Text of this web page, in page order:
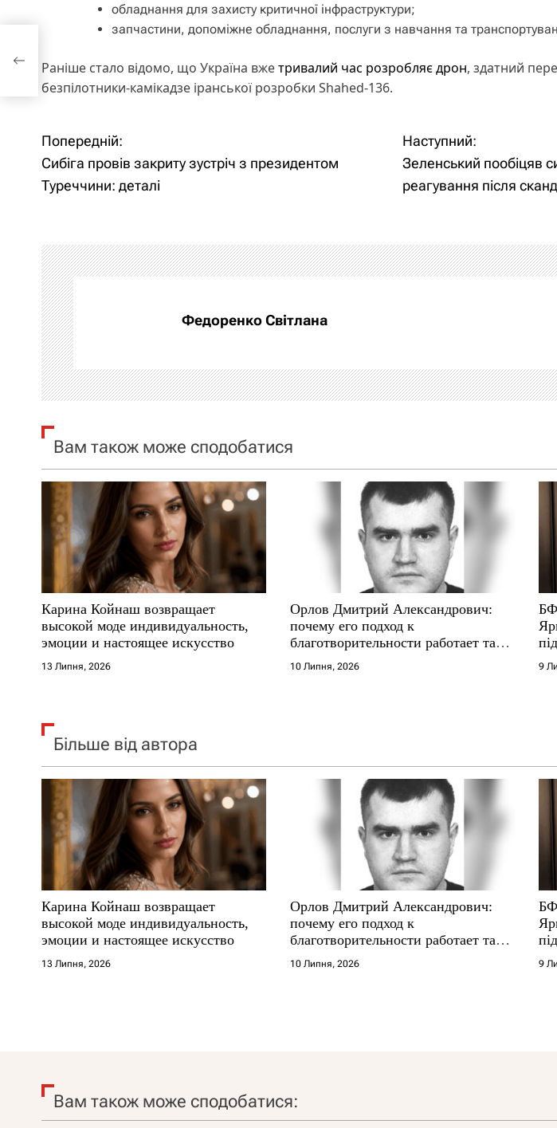
обладнання для захисту критичної інфраструктури;
запчастини, допоміжне обладнання, послуги з навчання та
Раніше стало відомо, що Україна вжетривалий час розробляє дрон, здатний
безпілотники-камікадзе іранської розробки Shahed-136.
Н
а
і
г
а
ц
і
я
а
п
и
с
і
в
Попередній:
Сибіга провів закриту зустріч з президентом
Туреччини: деталі
Наступний:
Зеленський пообіцяв
реагування після
Федоренко Світлана
Вам також може сподобатися
Карина Койнаш возвращает
высокой моде индивидуальность,
эмоции и настоящее искусство
13 Липня, 2026
Орлов Дмитрий Александрович:
почему его подход к
благотворительности работает там,
где другие не выдерживают
10 Липня, 2026
БФ
9
Більше від автора
Карина Койнаш возвращает
высокой моде индивидуальность,
эмоции и настоящее искусство
13 Липня, 2026
Орлов Дмитрий Александрович:
почему его подход к
благотворительности работает там,
где другие не выдерживают
10 Липня, 2026
БФ
9
Вам також може сподобатися: